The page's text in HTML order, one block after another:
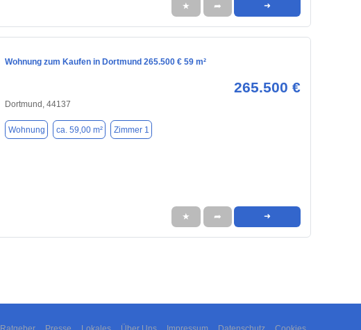
★ ➦ ➜
Wohnung zum Kaufen in Dortmund 265.500 € 59 m²
265.500 €
Dortmund, 44137
Wohnung ca. 59,00 m² Zimmer 1
★ ➦ ➜